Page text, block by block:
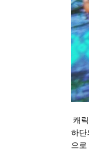
캐
하단
으